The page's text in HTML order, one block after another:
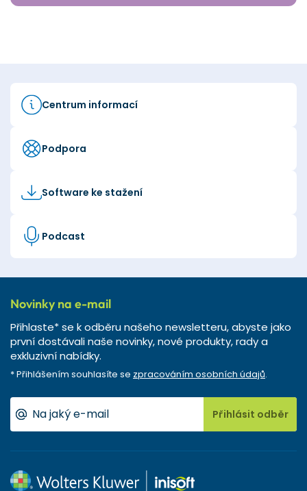
Centrum informací
Podpora
Software ke stažení
Podcast
Novinky na e-mail
Přihlaste* se k odběru našeho newsletteru, abyste jako
první dostávali naše novinky, nové produkty, rady a
exkluzivní nabídky.
* Přihlášením souhlasíte se zpracováním osobních údajů.
Přihlásit odběr